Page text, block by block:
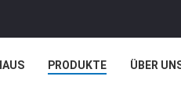
PRODUKTE ÜBER